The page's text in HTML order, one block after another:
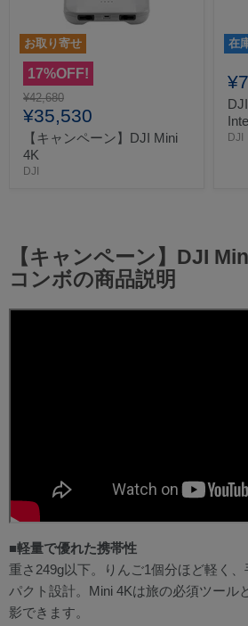
お取り寄せ
17%OFF!
元
の
格
¥42,680
現
在
の
価
¥35,530
【キャンペーン】DJI Mini
4K
DJI
在
DJI
【キャンペーン】DJI
コンボの商品説明
■軽量で優れた携帯性
重さ249g以下。りんご1個分ほど軽く
パクト設計。Mini 4Kは旅の必須ツール
影できます。